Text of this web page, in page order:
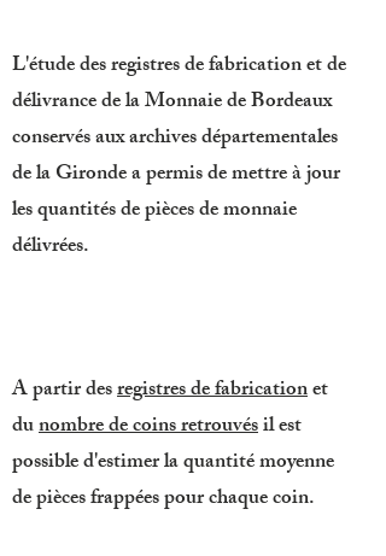
L'étude des registres de fabrication et de
délivrance de la Monnaie de Bordeaux
conservés aux archives départementales
de la Gironde a permis de mettre à jour
les quantités de pièces de monnaie
délivrées.
A partir desregistres de fabricationet
dunombre de coins retrouvésil est
possible d'estimer la quantité moyenne
de pièces frappées pour chaque coin.